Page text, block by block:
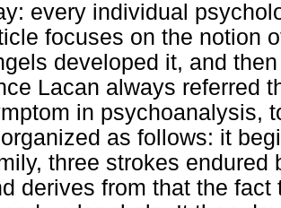
every individual
focuses on the notion
developed it, and
Lacan always referred
in psychoanalysis,
as follows: it
three strokes endured
derives from that the